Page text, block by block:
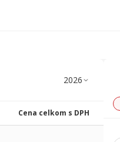
Cena celkom s DPH